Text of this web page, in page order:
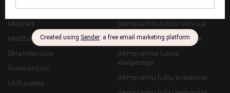
Įtempiamos lubos
Matinės
Medžiaginės
Sklandančios
Šviečiančios
LED juosta
Įmonė
Įtempiamos lubos Vilniuje
Įtempiamos lubos Kaune
Įtempiamos lubos
Klaipėdoje
Įtempiamų lubų šviestuvai